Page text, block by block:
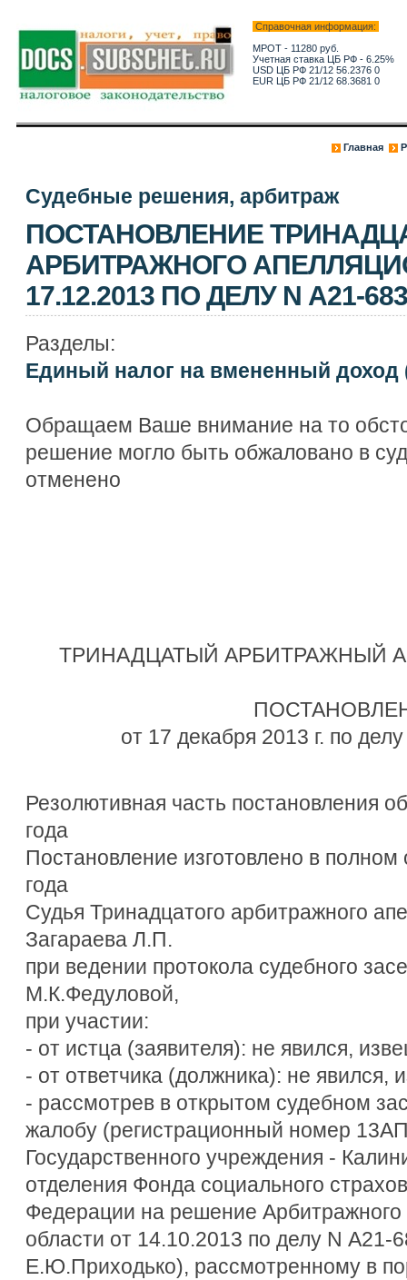
Справочная информация:
МРОТ - 11280 руб.
Учетная ставка ЦБ РФ - 6.25%
USD ЦБ РФ 21/12 56.2376 0
EUR ЦБ РФ 21/12 68.3681 0
Главная
Судебные решения, арбитраж
ПОСТАНОВЛЕНИЕ
АРБИТРАЖНОГО
17.12.2013 ПО ДЕЛУ N А21-
Разделы:
Единый налог на вмененный
Обращаем Ваше внимание на то
решение могло быть обжаловано в
отменено
ТРИНАДЦАТЫЙ АРБИТРАЖНЫЙ
от 17 декабря 2013 г. по
Резолютивная часть постановления
года
Постановление изготовлено в
года
Судья Тринадцатого арбитражного
Загараева Л.П.
при ведении протокола судебного
М.К.Федуловой,
при участии:
- от истца (заявителя): не явился,
- от ответчика (должника): не явился,
- рассмотрев в открытом судебном
жалобу (регистрационный номер
Государственного учреждения -
отделения Фонда социального
Федерации на решение Арбитражного
области от 14.10.2013 по делу N А21-
Е.Ю.Приходько), рассмотренному в